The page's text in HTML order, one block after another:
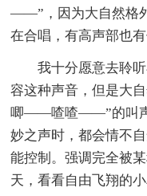
——”，因为大自然格
在合唱，有高声部也
我十分愿意去聆
容这种声音，但是大
唧——喳喳——”的叫声
妙之声时，都会情不
能控制。强调完全被
天，看看自由飞翔的小